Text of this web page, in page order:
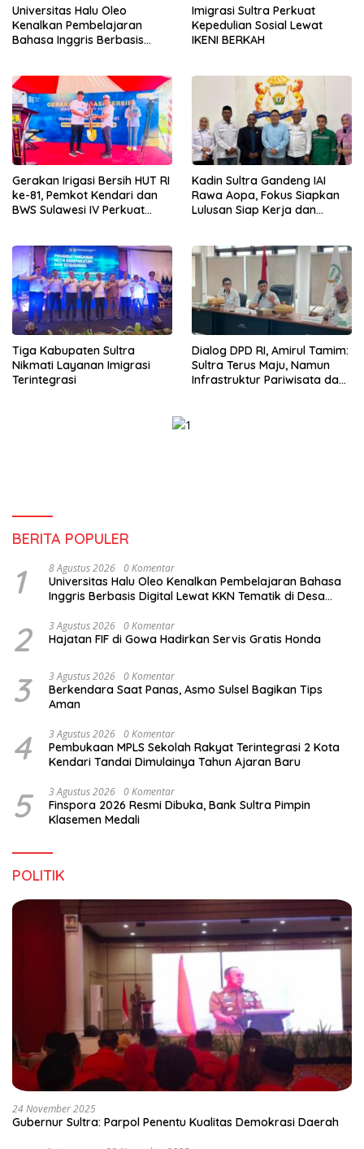
Universitas Halu Oleo
Kenalkan Pembelajaran
Bahasa Inggris Berbasis
Imigrasi Sultra Perkuat
Kepedulian Sosial Lewat
IKENI BERKAH
Gerakan Irigasi Bersih HUT RI
ke-81, Pemkot Kendari dan
BWS Sulawesi IV Perkuat
Kadin Sultra Gandeng IAI
Rawa Aopa, Fokus Siapkan
Lulusan Siap Kerja dan
Tiga Kabupaten Sultra
Nikmati Layanan Imigrasi
Terintegrasi
Dialog DPD RI, Amirul Tamim:
Sultra Terus Maju, Namun
Infrastruktur Pariwisata dan
BERITA POPULER
1 8 Agustus 2026 0 Komentar
Universitas Halu Oleo Kenalkan Pembelajaran Bahasa
Inggris Berbasis Digital Lewat KKN Tematik di Desa
2 3 Agustus 2026 0 Komentar
Hajatan FIF di Gowa Hadirkan Servis Gratis Honda
3 3 Agustus 2026 0 Komentar
Berkendara Saat Panas, Asmo Sulsel Bagikan Tips
Aman
4 3 Agustus 2026 0 Komentar
Pembukaan MPLS Sekolah Rakyat Terintegrasi 2 Kota
Kendari Tandai Dimulainya Tahun Ajaran Baru
5 3 Agustus 2026 0 Komentar
Finspora 2026 Resmi Dibuka, Bank Sultra Pimpin
Klasemen Medali
POLITIK
24 November 2025
Gubernur Sultra: Parpol Penentu Kualitas Demokrasi Daerah